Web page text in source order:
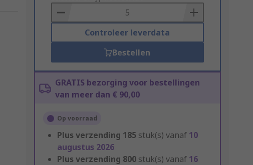
Basket
Controleer leverdata
Bestellen
GRATIS bezorging voor bestellingen
van meer dan € 90,00
Op voorraad
Plus verzending 185 stuk(s) vanaf 10
augustus 2026
Plus verzending 800 stuk(s) vanaf 16